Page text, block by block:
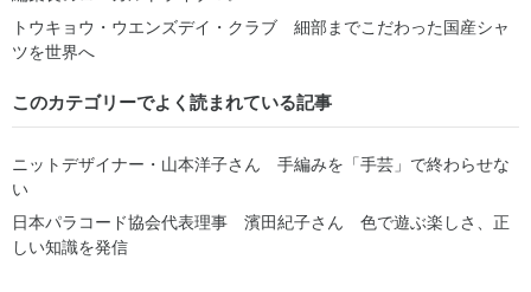
トウキョウ・ウエンズデイ・クラブ 細部までこだわった国産シャ
ツを世界へ
このカテゴリーでよく読まれている記事
ニットデザイナー・山本洋子さん 手編みを「手芸」で終わらせな
い
日本パラコード協会代表理事 濱田紀子さん 色で遊ぶ楽しさ、正
しい知識を発信